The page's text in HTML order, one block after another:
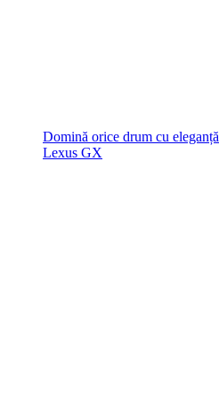
Domină orice drum cu eleganță
Lexus GX